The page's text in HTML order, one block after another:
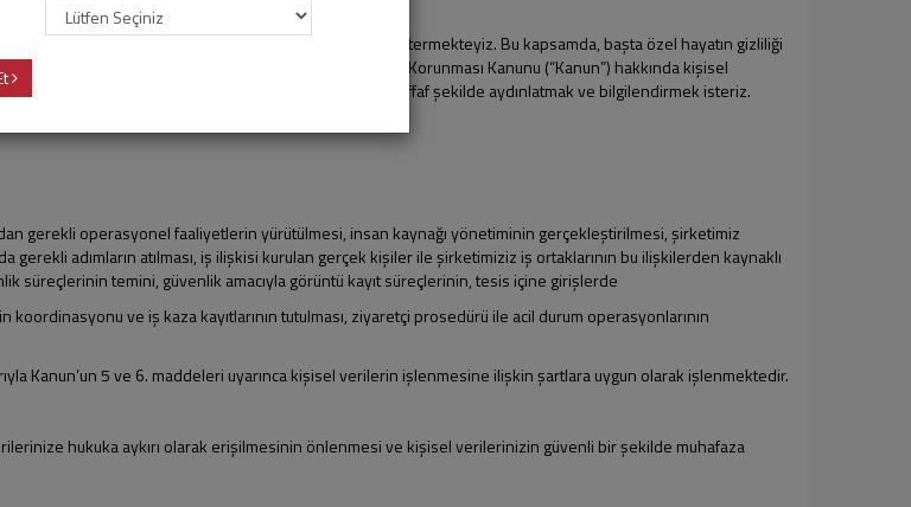
verilerinizin korunmasına ve güvenliğine azami özen göstermekteyiz. Bu kapsamda, başta özel hayatın gizliliği
amacıyla düzenlenen 6698 sayılı Kişisel Verilerin Korunması Kanunu (“Kanun”) hakkında kişisel
konularında Veri Sorumlusu olarak sizleri en şeffaf şekilde aydınlatmak ve bilgilendirmek isteriz.
gerekli operasyonel faaliyetlerin yürütülmesi, insan kaynağı yönetiminin gerçekleştirilmesi, şirketimiz
adımların atılması, iş ilişkisi kurulan gerçek kişiler ile şirketimiziz iş ortaklarının bu ilişkilerden kaynaklı
süreçlerinin temini, güvenlik amacıyla görüntü kayıt süreçlerinin, tesis içine girişlerde
ve iş kaza kayıtlarının tutulması, ziyaretçi prosedürü ile acil durum operasyonlarının
Kanun’un 5 ve 6. maddeleri uyarınca kişisel verilerin işlenmesine ilişkin şartlara uygun olarak işlenmektedir.
hukuka aykırı olarak erişilmesinin önlenmesi ve kişisel verilerinizin güvenli bir şekilde muhafaza